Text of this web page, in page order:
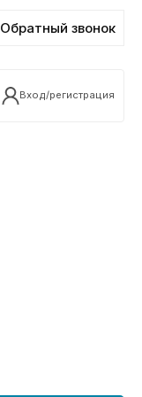
Обратный звонок
Вход/регистрация